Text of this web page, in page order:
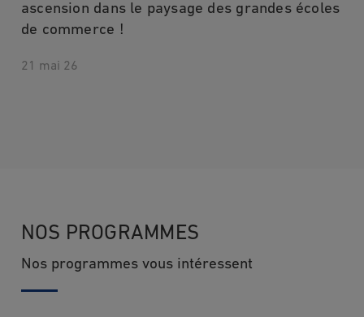
ascension dans le paysage des grandes écoles
de commerce !
21 mai 26
NOS PROGRAMMES
Nos programmes vous intéressent